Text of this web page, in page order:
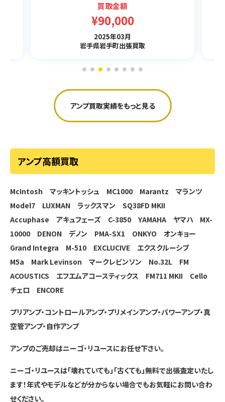
買取金額
¥90,000
2025年03月
岩手県岩手町出張買取
アンプ買取実績をもっと見る
アンプ高額買取
McIntosh マッキントッシュ MC1000 Marantz マランツ
Model7 LUXMAN ラックスマン SQ38FD MKⅡ
Accuphase アキュフェーズ C-3850 YAMAHA ヤマハ MX-
10000 DENON デノン PMA-SX1 ONKYO オンキョー
Grand Integra M-510 EXCLUCIVE エクスクルーシブ
M5a Mark Levinson マークレビンソン No.32L FM
ACOUSTICS エフエムアコースティックス FM711 MKⅡ Cello
チェロ ENCORE
プリアンプ・コントロールアンプ・プリメインアンプ・パワーアンプ・真
空管アンプ・自作アンプ
アンプのご売却はニーゴ・リユースにお任せ下さい。
ニーゴ・リユースは「壊れていても」「古くても」無料で出張査定いたし
ます！年式やモデルなどが分からない場合でもお気軽にお問い合わ
せください。